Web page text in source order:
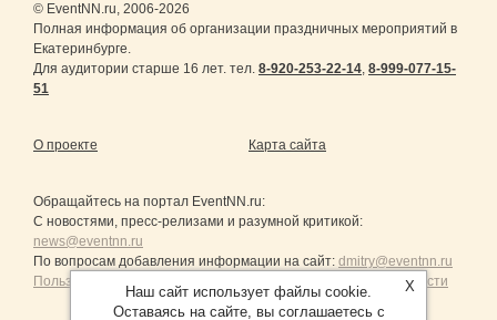
© EventNN.ru, 2006-2026
Полная информация об организации праздничных мероприятий в
Екатеринбурге.
Для аудитории старше 16 лет. тел. 8-920-253-22-14, 8-999-077-15-
51
О проекте Карта сайта
Обращайтесь на портал EventNN.ru:
С новостями, пресс-релизами и разумной критикой:
news@eventnn.ru
По вопросам добавления информации на сайт: dmitry@eventnn.ru
Пользовательское Соглашение и политика конфиденциальности
X
Наш сайт использует файлы cookie.
Оставаясь на сайте, вы соглашаетесь с